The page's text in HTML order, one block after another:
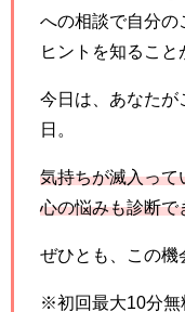
への相談で自分の
ヒントを知ること
今日は、あなたが
日。
気持ちが滅入って
心の悩みも診断で
ぜひとも、この機
※初回最大10分無